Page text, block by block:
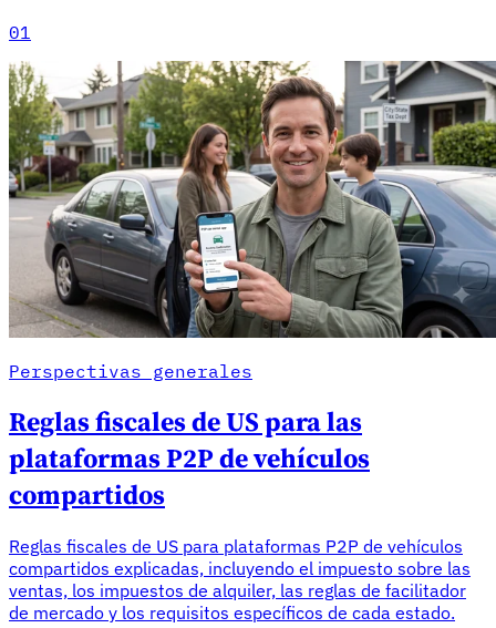
01
Perspectivas generales
Reglas fiscales de US para las
plataformas P2P de vehículos
compartidos
Reglas fiscales de US para plataformas P2P de vehículos
compartidos explicadas, incluyendo el impuesto sobre las
ventas, los impuestos de alquiler, las reglas de facilitador
de mercado y los requisitos específicos de cada estado.